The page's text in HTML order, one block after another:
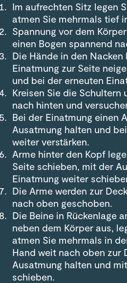
Im aufrechten Sitz legen
atmen Sie mehrmals tief
Spannung vor dem
einen Bogen spannend
Die Hände in den
Einatmung zur Seite
und bei der erneuten
Kreisen Sie die
nach hinten und
Bei der Einatmung einen
Ausatmung halten und
weiter verstärken.
Arme hinter den Kopf
Seite schieben, mit der
Einatmung weiter
Die Arme werden zur
nach oben geschoben.
Die Beine in Rückenlage
neben dem Körper aus,
atmen Sie mehrmals in
Hand weit nach oben zur
Ausatmung halten und
schieben.